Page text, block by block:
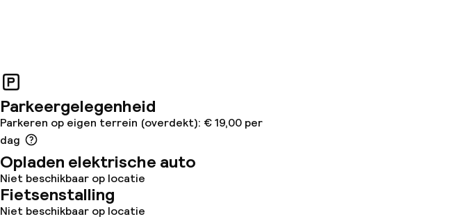
Parkeergelegenheid
Parkeren op eigen terrein (overdekt): € 19,00 per
dag
Opladen elektrische auto
Niet beschikbaar op locatie
Fietsenstalling
Niet beschikbaar op locatie